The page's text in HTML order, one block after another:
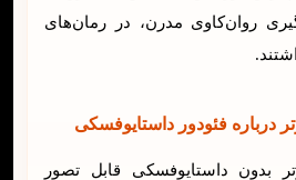
روان‌کاوی مدرن، در رمان‌های
درباره فئودور داستایوفسکی
بدون داستایوفسکی قابل تصور